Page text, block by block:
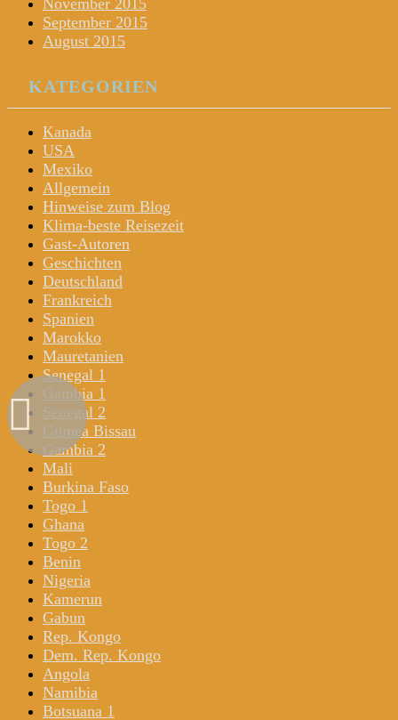
September 2015
August 2015
KATEGORIEN
Kanada
USA
Mexiko
Allgemein
Hinweise zum Blog
Klima-beste Reisezeit
Gast-Autoren
Geschichten
Deutschland
Frankreich
Spanien
Marokko
Mauretanien
Senegal 1
Gambia 1
Senegal 2
Guinea Bissau
Gambia 2
Mali
Burkina Faso
Togo 1
Ghana
Togo 2
Benin
Nigeria
Kamerun
Gabun
Rep. Kongo
Dem. Rep. Kongo
Angola
Namibia
Botsuana 1